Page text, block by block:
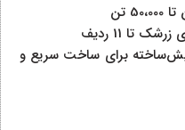
تا 11 ردیف
پیش‌ساخته برای ساخت سریع و